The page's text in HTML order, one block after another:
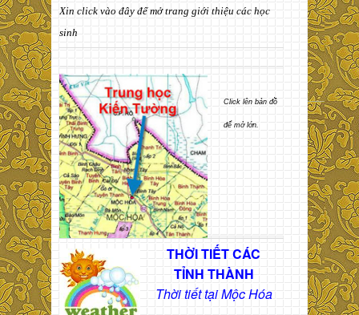
Xin click vào đây để mở trang giới thiệu các học
sinh
Click lên bản đồ
để mở lớn.
THỜI TIẾT CÁC
TỈNH THÀNH
Thời tiết tại Mộc Hóa